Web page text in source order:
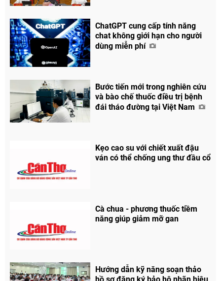
ChatGPT cung cấp tính năng
chat không giới hạn cho người
dùng miễn phí
Bước tiến mới trong nghiên cứu
và bào chế thuốc điều trị bệnh
đái tháo đường tại Việt Nam
Kẹo cao su với chiết xuất đậu
ván có thể chống ung thư đầu cổ
Cà chua - phương thuốc tiềm
năng giúp giảm mỡ gan
Hướng dẫn kỹ năng soạn thảo